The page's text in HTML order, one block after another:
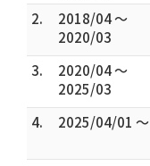
2.
2018/04 ～
2020/03
3.
2020/04 ～
2025/03
4.
2025/04/01 ～